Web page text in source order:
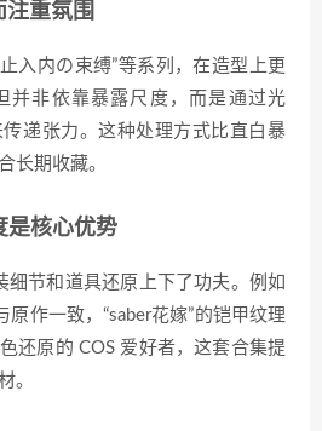
注重氛围
止入内の束缚”等系列，在造型上更
并非依靠暴露尺度，而是通过光
递张力。这种处理方式比直白暴
长期收藏。
是核心优势
细节和道具还原上下了功夫。例如
原作一致，“saber花嫁”的铠甲纹理
还原的 COS 爱好者，这套合集提
。